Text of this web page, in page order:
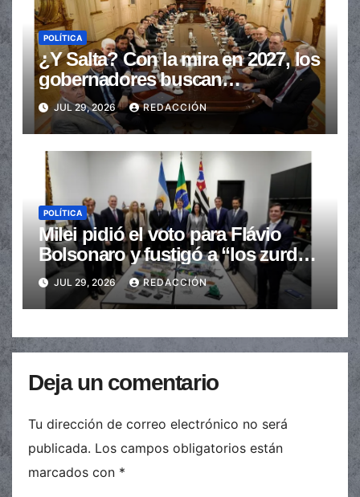
POLÍTICA
¿Y Salta? Con la mira en 2027, los
gobernadores buscan
provincializar la elección
JUL 29, 2026 REDACCIÓN
POLÍTICA
Milei pidió el voto para Flávio
Bolsonaro y fustigó a “los zurdos
de mierda”
JUL 29, 2026 REDACCIÓN
Deja un comentario
Tu dirección de correo electrónico no será
publicada. Los campos obligatorios están
marcados con *